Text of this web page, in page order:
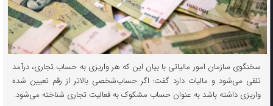
سخنگوی سازمان امور مالیاتی با بیان این که هر واریزی به حساب تجاری، درآمد
تلقی می‌شود و مالیات دارد گفت: اگر حساب‌شخصی بالاتر از رقم تعیین شده
واریزی داشته باشد به عنوان حساب مشکوک به فعالیت تجاری شناخته می‌شود.